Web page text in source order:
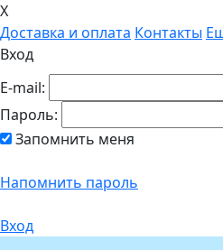
X
Доставка и оплата Контакты
Вход
E-mail:
Пароль:
Запомнить меня
Напомнить пароль
Вход